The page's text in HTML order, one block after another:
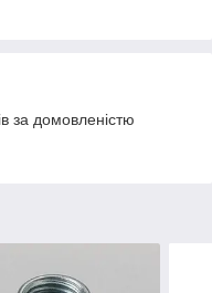
за домовленістю